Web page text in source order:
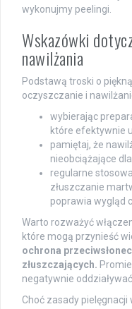
wykonujmy peelingi.
Wskazówki
nawilżania
Podstawą troski o
oczyszczanie i
wybierając
które efektywnie
pamiętaj, że
nieobciążające
regularne
złuszczanie
poprawia wygląd
Warto rozważyć
które mogą przynieść
ochrona
złuszczających.
negatywnie
Choć zasady